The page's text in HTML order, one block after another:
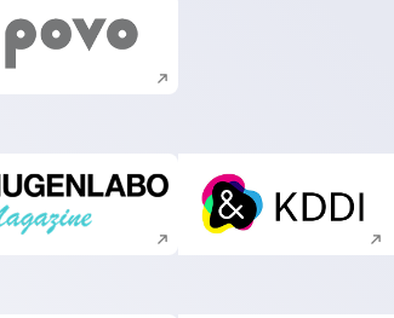
く 新規ウィンドウで開く
く 新規ウィンドウで開く 新規ウィンド